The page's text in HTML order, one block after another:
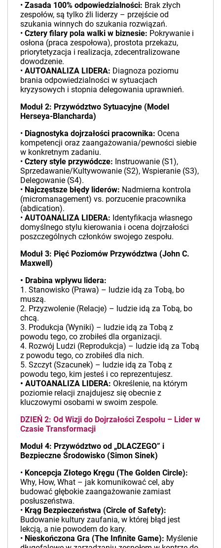
• Zasada 100% odpowiedzialności: Brak złych
zespołów, są tylko źli liderzy – przejście od
szukania winnych do szukania rozwiązań.
• Cztery filary pola walki w biznesie: Pokrywanie i
osłona (praca zespołowa), prostota przekazu,
priorytetyzacja i realizacja, zdecentralizowane
dowodzenie.
• AUTOANALIZA LIDERA: Diagnoza poziomu
brania odpowiedzialności w sytuacjach
kryzysowych i stopnia delegowania uprawnień.
Moduł 2: Przywództwo Sytuacyjne (Model
Herseya-Blancharda)
• Diagnostyka dojrzałości pracownika: Ocena
kompetencji oraz zaangażowania/pewności siebie
w konkretnym zadaniu.
• Cztery style przywódcze: Instruowanie (S1),
Sprzedawanie/Kultywowanie (S2), Wspieranie (S3),
Delegowanie (S4).
• Najczęstsze błędy liderów: Nadmierna kontrola
(micromanagement) vs. porzucenie pracownika
(abdication).
• AUTOANALIZA LIDERA: Identyfikacja własnego
domyślnego stylu kierowania i ocena dojrzałości
poszczególnych członków swojego zespołu.
Moduł 3: Pięć Poziomów Przywództwa (John C.
Maxwell)
• Drabina wpływu lidera:
1. Stanowisko (Prawa) – ludzie idą za Tobą, bo
muszą.
2. Przyzwolenie (Relacje) – ludzie idą za Tobą, bo
chcą.
3. Produkcja (Wyniki) – ludzie idą za Tobą z
powodu tego, co zrobiłeś dla organizacji.
4. Rozwój Ludzi (Reprodukcja) – ludzie idą za Tobą
z powodu tego, co zrobiłeś dla nich.
5. Szczyt (Szacunek) – ludzie idą za Tobą z
powodu tego, kim jesteś i co reprezentujesz.
• AUTOANALIZA LIDERA: Określenie, na którym
poziomie relacji znajdujesz się obecnie z
kluczowymi osobami w swoim zespole.
DZIEŃ 2: Od Wizji do Dojrzałości Zespołu – Lider w
Czasie Transformacji
Moduł 4: Przywództwo od „DLACZEGO” i
Bezpieczne Środowisko (Simon Sinek)
• Koncepcja Złotego Kręgu (The Golden Circle):
Why, How, What – jak komunikować cel, aby
budować głębokie zaangażowanie zamiast
posłuszeństwa.
• Krąg Bezpieczeństwa (Circle of Safety):
Budowanie kultury zaufania, w której błąd jest
lekcją, a nie powodem do kary.
• Nieskończona Gra (The Infinite Game): Myślenie